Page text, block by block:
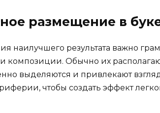
размещение в
наилучшего результата важно
композиции. Обычно их
выделяются и привлекают
чтобы создать эффект